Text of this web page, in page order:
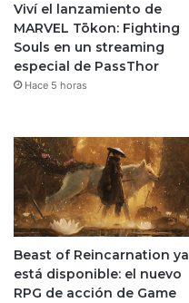
Viví el lanzamiento de
MARVEL Tōkon: Fighting
Souls en un streaming
especial de PassThor
Hace 5 horas
Beast of Reincarnation ya
está disponible: el nuevo
RPG de acción de Game